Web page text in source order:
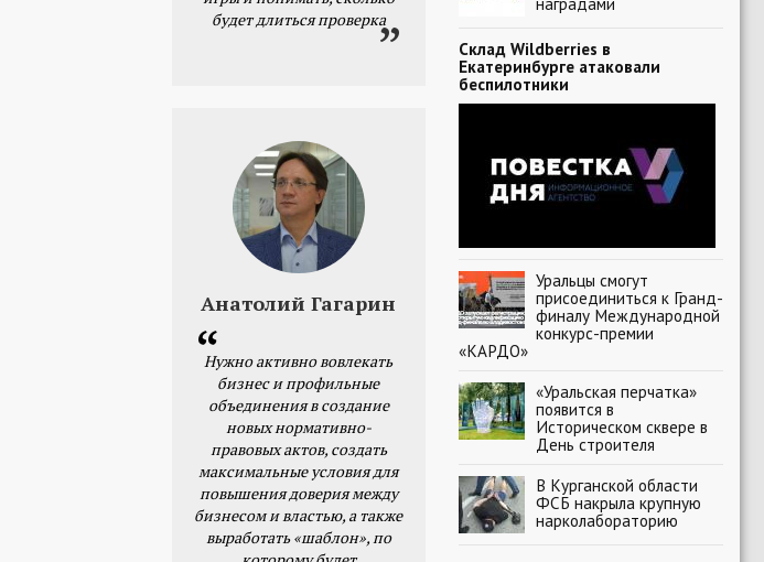
будет длиться проверка
Анатолий Гагарин
Нужно активно вовлекать
бизнес и профильные
объединения в создание
новых нормативно-
правовых актов, создать
максимальные условия для
повышения доверия между
бизнесом и властью, а также
выработать «шаблон», по
Склад Wildberries в
Екатеринбурге атаковали
беспилотники
Уральцы смогут
присоединиться к Гранд-
финалу Международной
конкурс-премии
«КАРДО»
«Уральская перчатка»
появится в
Историческом сквере в
День строителя
В Курганской области
ФСБ накрыла крупную
нарколабораторию